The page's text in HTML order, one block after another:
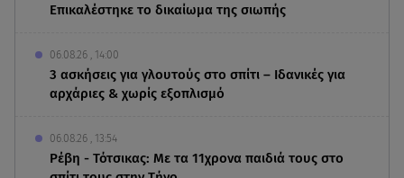
Επικαλέστηκε το δικαίωμα της σιωπής
06.08.26 , 14:00
3 ασκήσεις για γλουτούς στο σπίτι – Ιδανικές για
αρχάριες & χωρίς εξοπλισμό
06.08.26 , 13:54
Ρέβη - Τότσικας: Με τα 11χρονα παιδιά τους στο